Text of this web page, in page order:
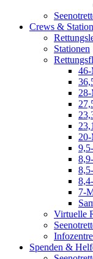
Crews &
Stationen
46-
7-
Virtuelle
Spenden &